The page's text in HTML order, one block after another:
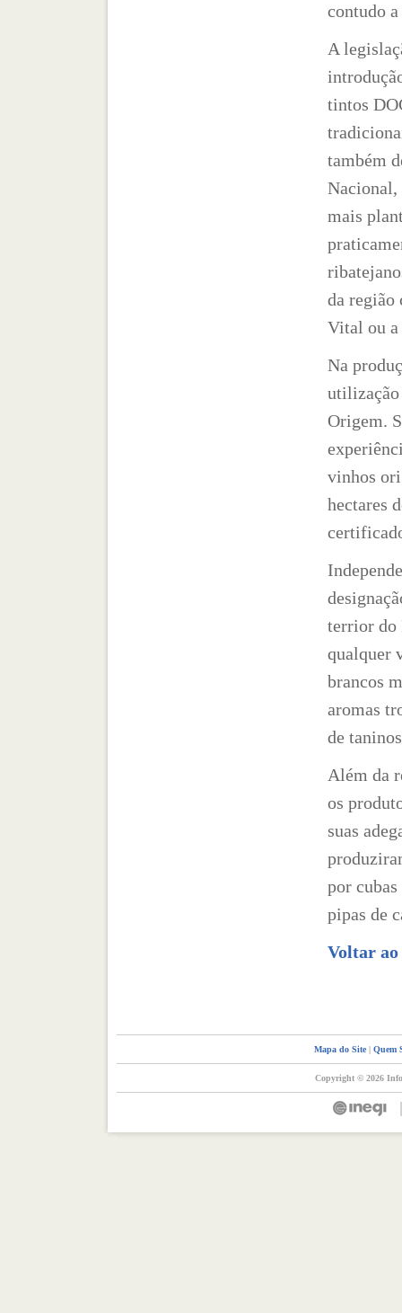
contudo
A
tintos
também
Nacional,
mais
da região
Vital ou a
Na
utilização
Origem.
vinhos
hectares
terrior do
qualquer
brancos
aromas
de
Além da
os
suas
por
pipas de
Voltar ao
Mapa do Site| Quem
Copyright © 2026